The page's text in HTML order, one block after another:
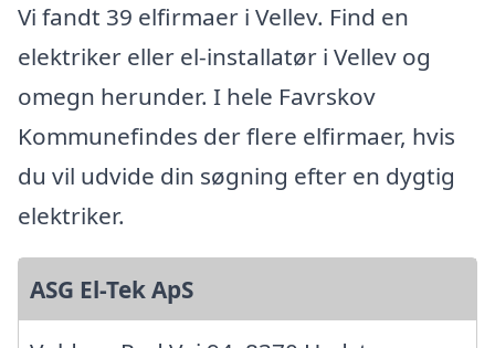
Vi fandt 39 elfirmaer i Vellev. Find en
elektriker eller el-installatør i Vellev og
omegn herunder. I hele Favrskov
Kommunefindes der flere elfirmaer, hvis
du vil udvide din søgning efter en dygtig
elektriker.
ASG El-Tek ApS